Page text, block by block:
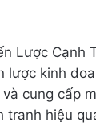
Lược
lược kinh
cung cấp
tranh hiệu